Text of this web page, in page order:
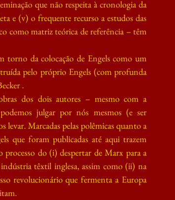
que não respeita à cronologia da
e (v) o frequente recurso a estudos das
como matriz teórica de referência – têm
torno da colocação de Engels como um
pelo próprio Engels (com profunda
.
dos dois autores – mesmo com a
julgar por nós mesmos (e ser
levar. Marcadas pelas polêmicas quanto a
que foram publicadas até aqui trazem
do (i) despertar de Marx para a
têxtil inglesa, assim como (ii) na
revolucionário que fermenta a Europa